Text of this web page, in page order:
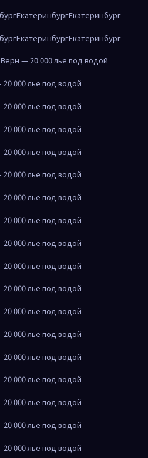
ЕкатеринбургЕкатеринбург
ЕкатеринбургЕкатеринбург
— 20 000 лье под водой
000 лье под водой
000 лье под водой
000 лье под водой
000 лье под водой
000 лье под водой
000 лье под водой
000 лье под водой
000 лье под водой
000 лье под водой
000 лье под водой
000 лье под водой
000 лье под водой
000 лье под водой
000 лье под водой
000 лье под водой
000 лье под водой
000 лье под водой